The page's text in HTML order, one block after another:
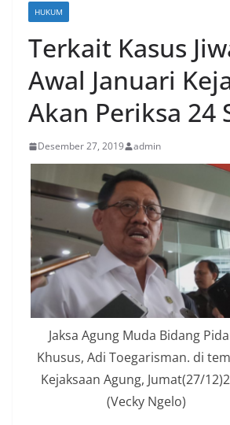
HUKUM
Terkait Kasus
Awal Januari
Akan Periksa 24
Desember 27, 2019 admin
Jaksa Agung Muda Bidang
Khusus, Adi Toegarisman. di
Kejaksaan Agung, Jumat(27/
(Vecky Ngelo)